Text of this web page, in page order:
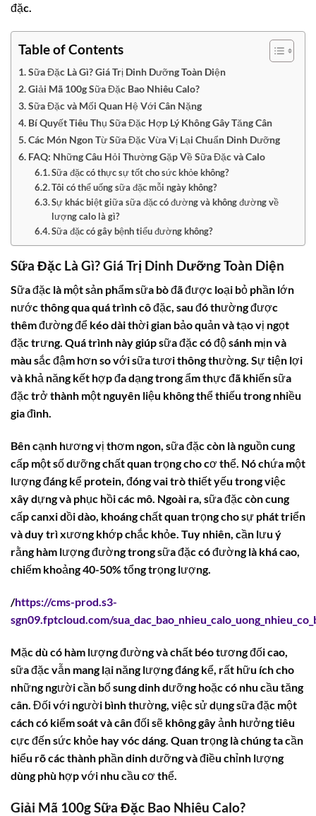
đặc.
Table of Contents
Sữa Đặc Là Gì? Giá Trị Dinh Dưỡng Toàn Diện
Giải Mã 100g Sữa Đặc Bao Nhiêu Calo?
Sữa Đặc và Mối Quan Hệ Với Cân Nặng
Bí Quyết Tiêu Thụ Sữa Đặc Hợp Lý Không Gây Tăng Cân
Các Món Ngon Từ Sữa Đặc Vừa Vị Lại Chuẩn Dinh Dưỡng
FAQ: Những Câu Hỏi Thường Gặp Về Sữa Đặc và Calo
Sữa đặc có thực sự tốt cho sức khỏe không?
Tôi có thể uống sữa đặc mỗi ngày không?
Sự khác biệt giữa sữa đặc có đường và không đường về
lượng calo là gì?
Sữa đặc có gây bệnh tiểu đường không?
Sữa Đặc Là Gì? Giá Trị Dinh Dưỡng Toàn Diện
Sữa đặc là một sản phẩm sữa bò đã được loại bỏ phần lớn
nước thông qua quá trình cô đặc, sau đó thường được
thêm đường để kéo dài thời gian bảo quản và tạo vị ngọt
đặc trưng. Quá trình này giúp sữa đặc có độ sánh mịn và
màu sắc đậm hơn so với sữa tươi thông thường. Sự tiện lợi
và khả năng kết hợp đa dạng trong ẩm thực đã khiến sữa
đặc trở thành một nguyên liệu không thể thiếu trong nhiều
gia đình.
Bên cạnh hương vị thơm ngon, sữa đặc còn là nguồn cung
cấp một số dưỡng chất quan trọng cho cơ thể. Nó chứa một
lượng đáng kể protein, đóng vai trò thiết yếu trong việc
xây dựng và phục hồi các mô. Ngoài ra, sữa đặc còn cung
cấp canxi dồi dào, khoáng chất quan trọng cho sự phát triển
và duy trì xương khớp chắc khỏe. Tuy nhiên, cần lưu ý
rằng hàm lượng đường trong sữa đặc có đường là khá cao,
chiếm khoảng 40-50% tổng trọng lượng.
/https://cms-prod.s3-
sgn09.fptcloud.com/
Mặc dù có hàm lượng đường và chất béo tương đối cao,
sữa đặc vẫn mang lại năng lượng đáng kể, rất hữu ích cho
những người cần bổ sung dinh dưỡng hoặc có nhu cầu tăng
cân. Đối với người bình thường, việc sử dụng sữa đặc một
cách có kiểm soát và cân đối sẽ không gây ảnh hưởng tiêu
cực đến sức khỏe hay vóc dáng. Quan trọng là chúng ta cần
hiểu rõ các thành phần dinh dưỡng và điều chỉnh lượng
dùng phù hợp với nhu cầu cơ thể.
Giải Mã 100g Sữa Đặc Bao Nhiêu Calo?